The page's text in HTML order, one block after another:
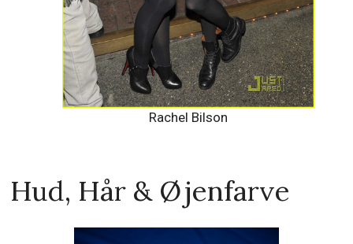
Rachel Bilson
Hud, Hår & Øjenfarve